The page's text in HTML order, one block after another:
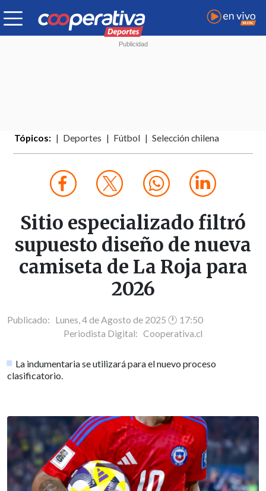
Tópicos: Deportes Fútbol Selección chilena
Sitio especializado filtró
supuesto diseño de nueva
camiseta de La Roja para
2026
Publicado: Lunes, 4 de Agosto de 2025 🕐 17:50
Periodista Digital: Cooperativa.cl
La indumentaria se utilizará para el nuevo proceso
clasificatorio.